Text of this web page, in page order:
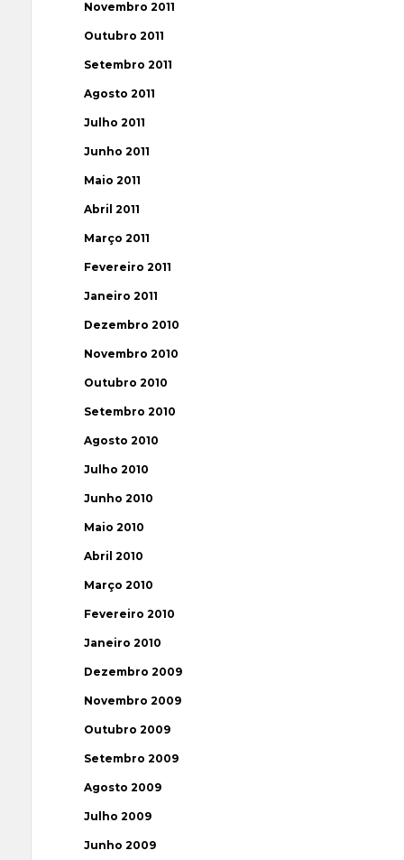
Novembro 2011
Outubro 2011
Setembro 2011
Agosto 2011
Julho 2011
Junho 2011
Maio 2011
Abril 2011
Março 2011
Fevereiro 2011
Janeiro 2011
Dezembro 2010
Novembro 2010
Outubro 2010
Setembro 2010
Agosto 2010
Julho 2010
Junho 2010
Maio 2010
Abril 2010
Março 2010
Fevereiro 2010
Janeiro 2010
Dezembro 2009
Novembro 2009
Outubro 2009
Setembro 2009
Agosto 2009
Julho 2009
Junho 2009